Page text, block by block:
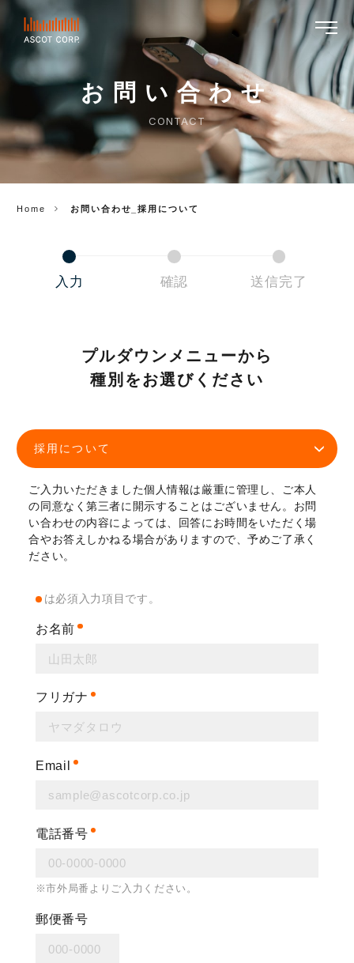
ASCOT
CORP.
お問い合わせ
CONTACT
Home お問い合わせ_採用について
入力 確認 送信完了
プルダウンメニューから
種別をお選びください
採用について
ご入力いただきました個人情報は厳重に管理し、ご本人
の同意なく第三者に開示することはございません。 お問
い合わせの内容によっては、回答にお時間をいただく場
合やお答えしかねる場合がありますので、予めご了承く
ださい。
は必須入力項目です。
お名前
フリガナ
Email
電話番号
※市外局番よりご入力ください。
郵便番号